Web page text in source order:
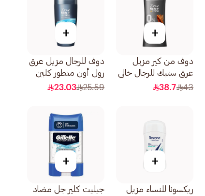
+
دوف من كير مزيل
عرق ستيك للرجال خالي
من الألومنيوم بخشب
43
38.7
+
دوف للرجال مزيل عرق
رول أون متطور كلين
كومفورت 50مل
25.59
23.03
+
ريكسونا للنساء مزيل
+
جيليت كلير جل مضاد